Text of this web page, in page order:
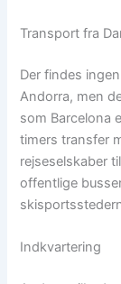
Transport fra
Der findes
Andorra, men
som Barcelona
timers transfer
rejseselskaber
offentlige
Indkvartering